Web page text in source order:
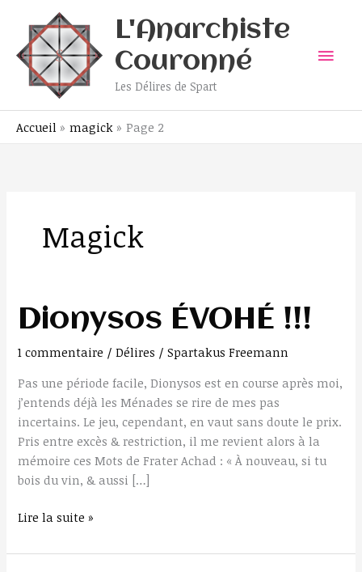
contenu
L'Anarchiste
Couronné
Les Délires de Spart
Accueil magick Page 2
Magick
Dionysos ÉVOHÉ !!!
1 commentaire /Délires /Spartakus Freemann
Pas une période facile, Dionysos est en course après moi,
j’entends déjà les Ménades se rire de mes pas
incertains. Le jeu, cependant, en vaut sans doute le prix.
Pris entre excès & restriction, il me revient alors à la
mémoire ces Mots de Frater Achad : « À nouveau, si tu
bois du vin, & aussi […]
Dionysos
ÉVOHÉ
!!!
Lire la suite »